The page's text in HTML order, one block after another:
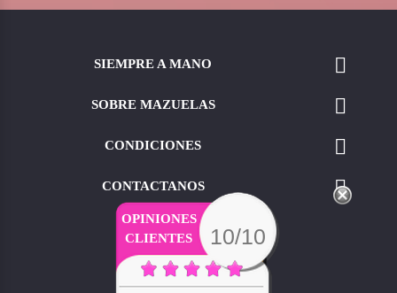
SIEMPRE A MANO 
SOBRE MAZUELAS 
CONDICIONES 
CONTACTANOS 
OPINIONES
CLIENTES
10/10